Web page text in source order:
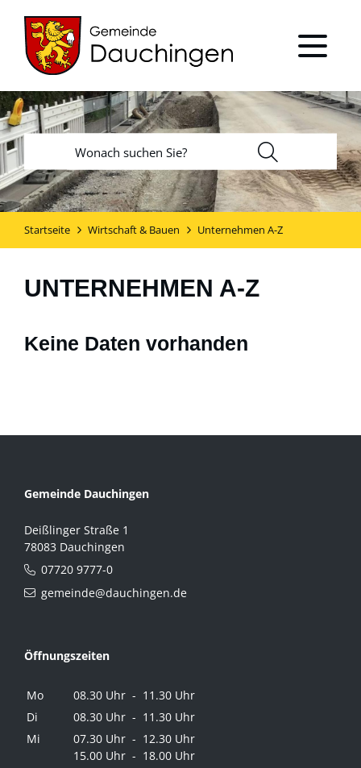
Startseite Wirtschaft & Bauen Unternehmen A-Z
UNTERNEHMEN A-Z
Keine Daten vorhanden
Gemeinde Dauchingen
Deißlinger Straße 1
78083 Dauchingen
07720 9777-0
gemeinde@dauchingen.de
Öffnungszeiten
Mo
08.30 Uhr - 11.30 Uhr
Di
08.30 Uhr - 11.30 Uhr
Mi
07.30 Uhr - 12.30 Uhr
15.00 Uhr - 18.00 Uhr